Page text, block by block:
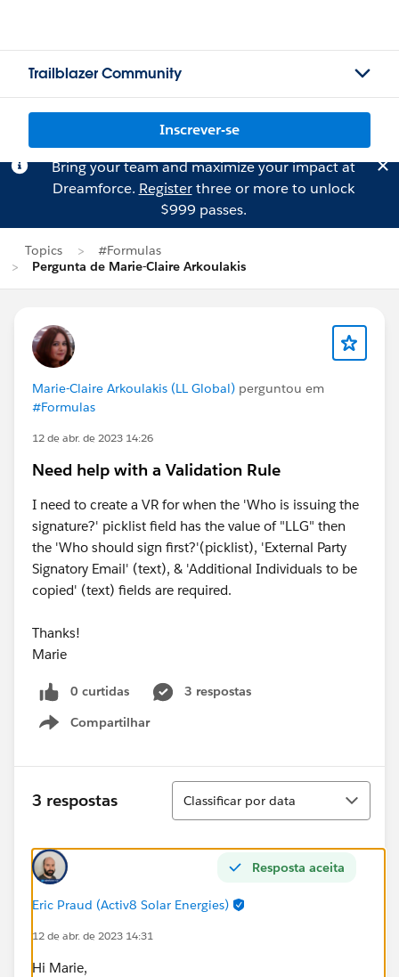
Trailblazer Community
Inscrever-se
Bring your team and maximize your impact at
Dreamforce. Registerthree or more to unlock
$999 passes.
Topics
#Formulas
Pergunta de Marie-Claire Arkoulakis
Marie-Claire Arkoulakis (LL Global) perguntou em
#Formulas
12 de abr. de 2023 14:26
Need help with a Validation Rule
I need to create a VR for when the 'Who is issuing the
signature?' picklist field has the value of "LLG" then
the 'Who should sign first?'(picklist), 'External Party
Signatory Email' (text), & 'Additional Individuals to be
copied' (text) fields are required.
Thanks!
Marie
0 curtidas
3 respostas
Compartilhar
Show menu
3 respostas
Classificar
Classificar por data
Resposta aceita
Eric Praud (Activ8 Solar Energies)
12 de abr. de 2023 14:31
Hi Marie,